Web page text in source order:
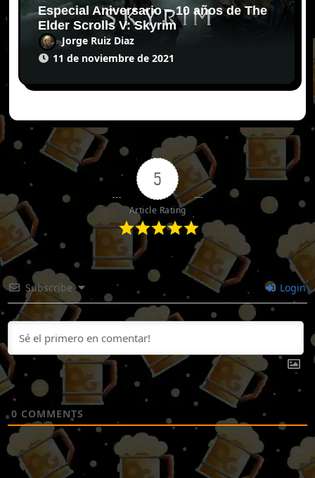
Especial Aniversario – 10 años de The
Elder Scrolls V: Skyrim
Jorge Ruiz Diaz
11 de noviembre de 2021
5
Article Rating
Subscribe Login
0 COMMENTS